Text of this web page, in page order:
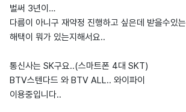
벌써 3년이…
다름이 아니구 재약정 진행하고 싶은데 받을수있는
해택이 뭐가 있는지해서요..
통신사는 SK구요..(스마트폰 4대 SKT)
BTV스텐다드 와 BTV ALL.. 와이파이
이용중입니다..